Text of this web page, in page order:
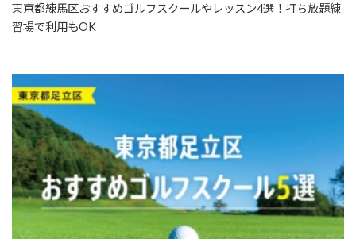
東京都練馬区おすすめゴルフスクールやレッスン4選！打ち放題練
習場で利用もOK